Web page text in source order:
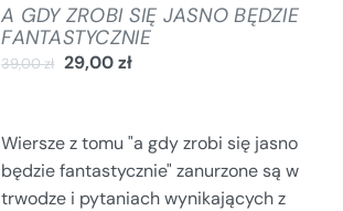
A GDY ZROBI SIĘ JASNO BĘDZIE
FANTASTYCZNIE
39,00zł 29,00zł
Wiersze z tomu "a gdy zrobi się jasno
będzie fantastycznie" zanurzone są w
trwodze i pytaniach wynikających z